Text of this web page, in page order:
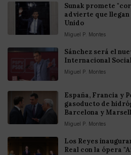
Sunak promete
advierte que llegan
Unido
Miguel P. Montes
Sánchez será el
Internacional
Miguel P. Montes
España, Francia y
gasoducto de
Barcelona y
Miguel P. Montes
Los Reyes
Real con la ópera